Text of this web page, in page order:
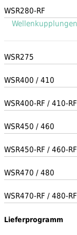
WSR280-RF
Wellenkupplungen
WSR275
WSR400 / 410
WSR400-RF / 410-RF
WSR450 / 460
WSR450-RF / 460-RF
WSR470 / 480
WSR470-RF / 480-RF
Lieferprogramm